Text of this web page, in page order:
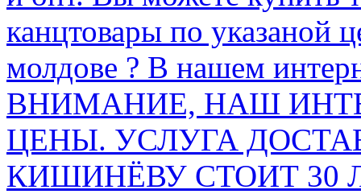
канцтовары по указаной
молдове ? В нашем
ВНИМАНИЕ, НАШ
ЦЕНЫ. УСЛУГА
КИШИНЁВУ СТОИТ 30